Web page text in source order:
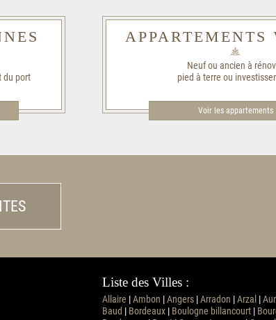
du port
APPARTEMENTS
Neuf ou ancien à
pied à terre ou
Voir les appartements
Liste des Villes :
Allaire |Ambon |Angers|Arradon |Arzal |
Baud | Bordeaux| Boulogne billancourt|